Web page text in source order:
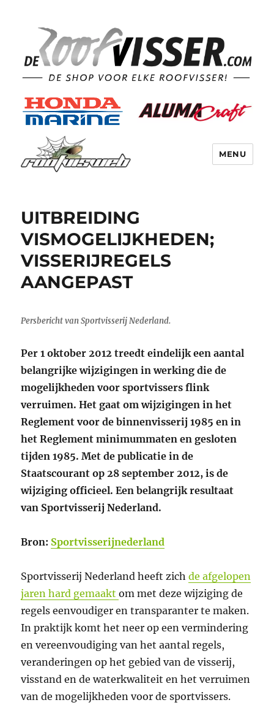
MENU
UITBREIDING
VISMOGELIJKHEDEN;
VISSERIJREGELS
AANGEPAST
Persbericht van Sportvisserij Nederland.
Per 1 oktober 2012 treedt eindelijk een aantal
belangrijke wijzigingen in werking die de
mogelijkheden voor sportvissers flink
verruimen. Het gaat om wijzigingen in het
Reglement voor de binnenvisserij 1985 en in
het Reglement minimummaten en gesloten
tijden 1985. Met de publicatie in de
Staatscourant op 28 september 2012, is de
wijziging officieel. Een belangrijk resultaat
van Sportvisserij Nederland.
Bron: Sportvisserijnederland
Sportvisserij Nederland heeft zichde afgelopen
jaren hard gemaaktom met deze wijziging de
regels eenvoudiger en transparanter te maken.
In praktijk komt het neer op een vermindering
en vereenvoudiging van het aantal regels,
veranderingen op het gebied van de visserij,
visstand en de waterkwaliteit en het verruimen
van de mogelijkheden voor de sportvissers.